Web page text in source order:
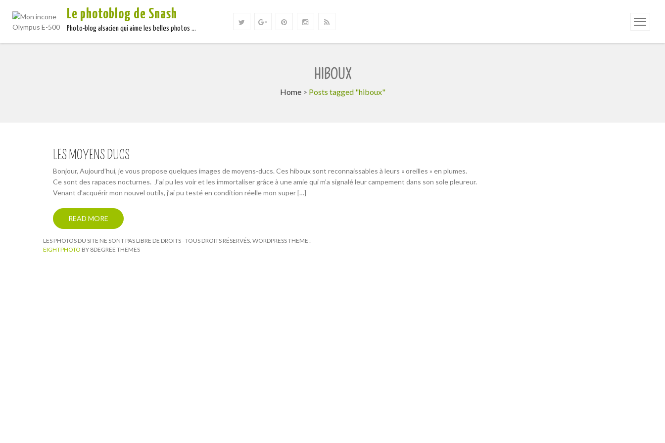
Le photoblog de Snash
Photo-blog alsacien qui aime les belles photos …
HIBOUX
Home> Posts tagged "hiboux"
LES MOYENS DUCS
Bonjour, Aujourd’hui, je vous propose quelques images de moyens-ducs. Ces hiboux sont reconnaissables à leurs « oreilles » en plumes.
Ce sont des rapaces nocturnes. J’ai pu les voir et les immortaliser grâce à une amie qui m’a signalé leur campement dans son sole pleureur.
Venant d’acquérir mon nouvel outils, j’ai pu testé en condition réelle mon super […]
READ MORE
LES PHOTOS DU SITE NE SONT PAS LIBRE DE DROITS - TOUS DROITS RÉSERVÉS. WORDPRESS THEME :
EIGHTPHOTO BY 8DEGREE THEMES